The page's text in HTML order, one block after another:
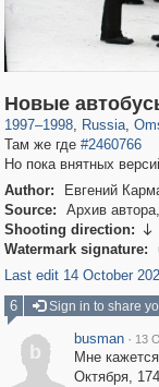
Новые
1997–1998, Russia,
31,642
Там же где #2460766
Но пока внятных
Author:
Евгений
Source:
Архив
Shooting direction: 
Watermark signature:
Last edit 14 October
6
Sign in to share
b
busman · 13
Мне
Октября,